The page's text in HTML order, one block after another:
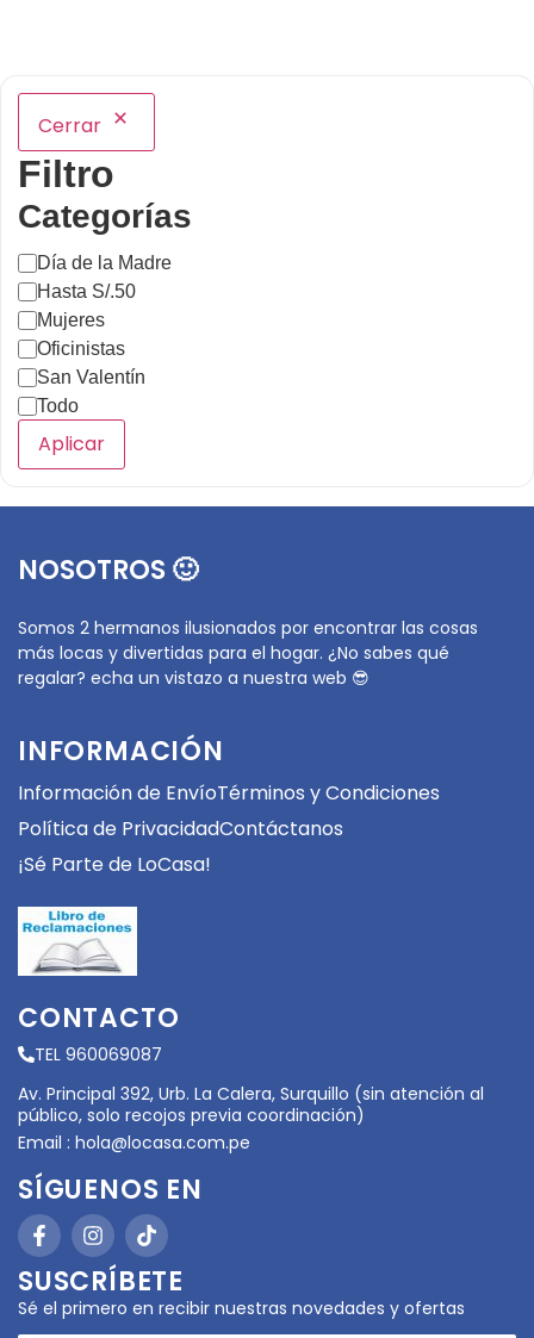
Cerrar
Filtro
Categorías
Día de la Madre
Hasta S/.50
Mujeres
Oficinistas
San Valentín
Todo
Aplicar
NOSOTROS 🙂
Somos 2 hermanos ilusionados por encontrar las cosas
más locas y divertidas para el hogar. ¿No sabes qué
regalar? echa un vistazo a nuestra web 😎
INFORMACIÓN
Información de EnvíoTérminos y Condiciones
Política de PrivacidadContáctanos
¡Sé Parte de LoCasa!
CONTACTO
TEL 960069087
Av. Principal 392, Urb. La Calera, Surquillo (sin atención al
público, solo recojos previa coordinación)
Email : hola@locasa.com.pe
SÍGUENOS EN
SUSCRÍBETE
Sé el primero en recibir nuestras novedades y ofertas